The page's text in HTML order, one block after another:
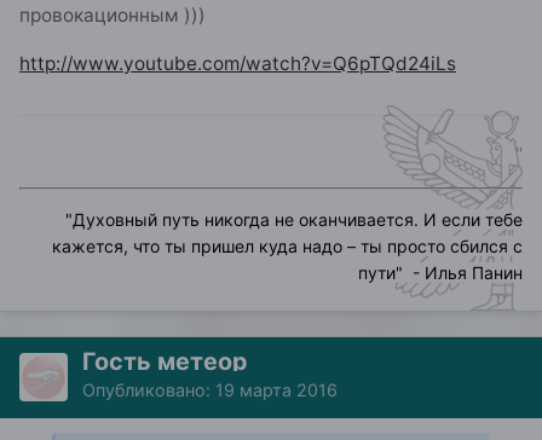
провокационным )))
http://www.youtube.com/watch?v=Q6pTQd24iLs
"
"Духовный путь никогда не оканчивается. И если тебе
кажется, что ты пришел куда надо – ты просто сбился с
пути" - Илья Панин
Гость метеор
Опубликовано: 19 марта 2016